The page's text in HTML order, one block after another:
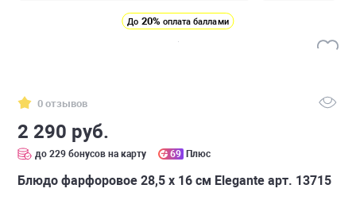
До 20% оплата баллами
0 отзывов
2 290 руб.
до 229 бонусов на карту 69 Плюс
Блюдо фарфоровое 28,5 х 16 см Elegante арт. 13715